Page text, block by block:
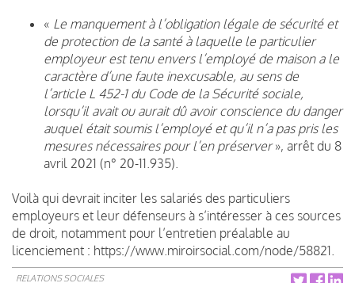
« Le manquement à l’obligation légale de sécurité et
de protection de la santé à laquelle le particulier
employeur est tenu envers l’employé de maison a le
caractère d’une faute inexcusable, au sens de
l’article L 452-1 du Code de la Sécurité sociale,
lorsqu’il avait ou aurait dû avoir conscience du danger
auquel était soumis l’employé et qu’il n’a pas pris les
mesures nécessaires pour l’en préserver», arrêt du 8
avril 2021 (n° 20-11.935).
Voilà qui devrait inciter les salariés des particuliers
employeurs et leur défenseurs à s’intéresser à ces sources
de droit, notamment pour l’entretien préalable au
licenciement : https://www.miroirsocial.com/node/58821.
RELATIONS SOCIALES